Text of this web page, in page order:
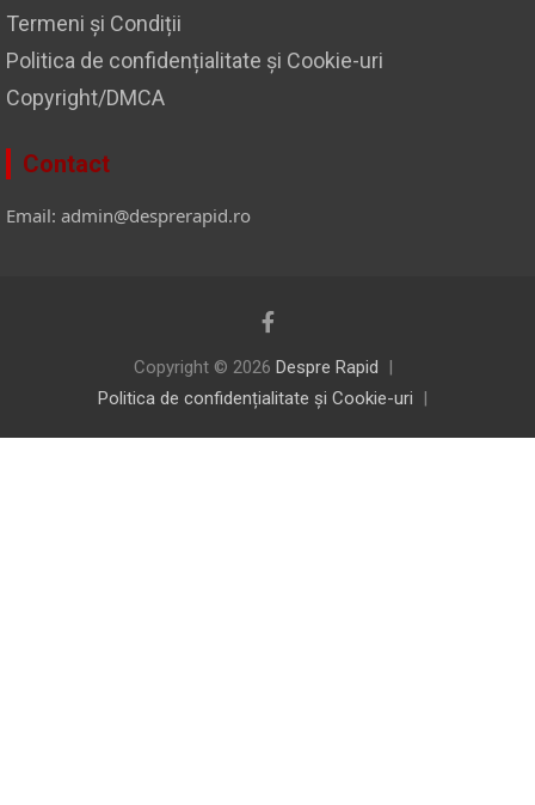
Termeni și Condiții
Politica de confidențialitate și Cookie-uri
Copyright/DMCA
Contact
Email: admin@desprerapid.ro
Copyright © 2026 Despre Rapid
Politica de confidențialitate și Cookie-uri